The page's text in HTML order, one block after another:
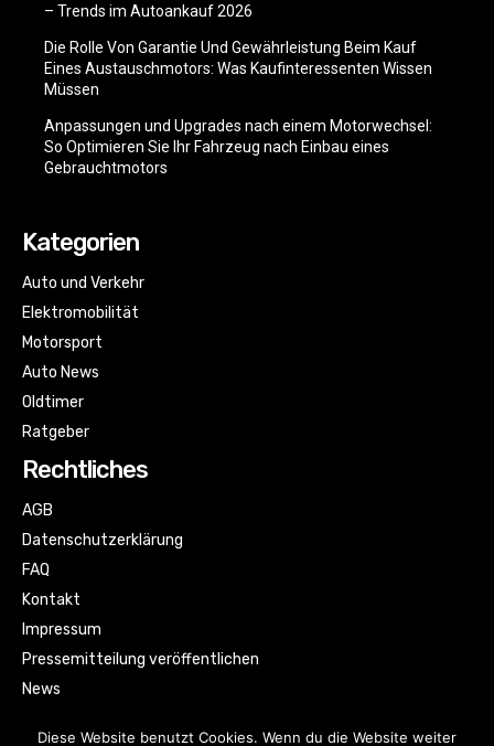
– Trends im Autoankauf 2026
Die Rolle Von Garantie Und Gewährleistung Beim Kauf
Eines Austauschmotors: Was Kaufinteressenten Wissen
Müssen
Anpassungen und Upgrades nach einem Motorwechsel:
So Optimieren Sie Ihr Fahrzeug nach Einbau eines
Gebrauchtmotors
Kategorien
Auto und Verkehr
Elektromobilität
Motorsport
Auto News
Oldtimer
Ratgeber
Rechtliches
AGB
Datenschutzerklärung
FAQ
Kontakt
Impressum
Pressemitteilung veröffentlichen
News
Diese Website benutzt Cookies. Wenn du die Website weiter